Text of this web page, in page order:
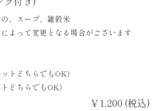
、スープ、雑穀米
よって変更となる場合がございます
トどちらでもOK）
どちらでもOK）
￥1,200 (税込)